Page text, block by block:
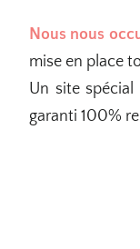
Nous nous
mise en place
Un site
garanti 100%